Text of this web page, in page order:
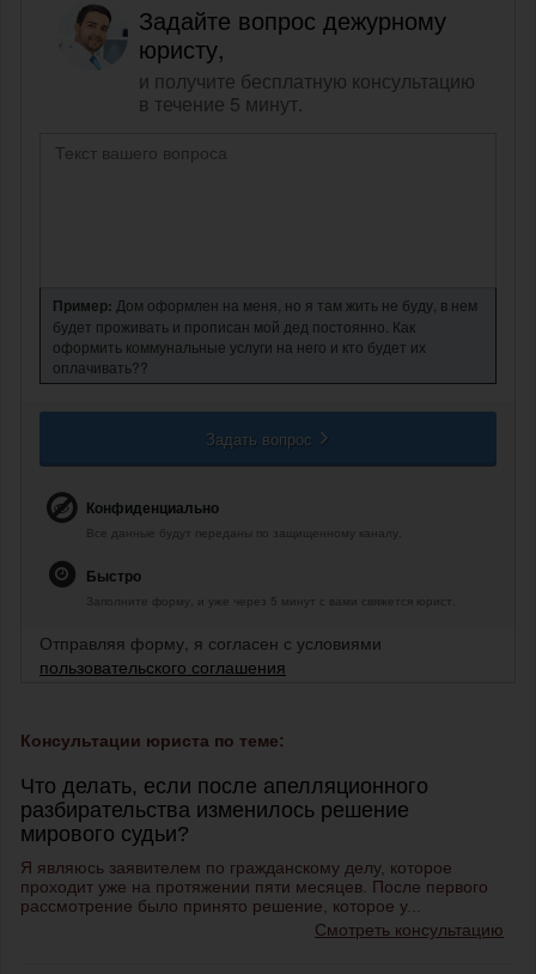
Задайте вопрос дежурному
юристу,
и получите бесплатную консультацию
в течение 5 минут.
Пример: Дом оформлен на меня, но я там жить не буду, в нем
будет проживать и прописан мой дед постоянно. Как
оформить коммунальные услуги на него и кто будет их
оплачивать??
Задать вопрос
Конфиденциально
Все данные будут переданы по защищенному каналу.
Быстро
Заполните форму, и уже через 5 минут с вами свяжется юрист.
Отправляя форму, я согласен с условиями
пользовательского соглашения
Консультации юриста по теме:
Что делать, если после апелляционного
разбирательства изменилось решение
мирового судьи?
Я являюсь заявителем по гражданскому делу, которое
проходит уже на протяжении пяти месяцев. После первого
рассмотрение было принято решение, которое у...
Смотреть консультацию